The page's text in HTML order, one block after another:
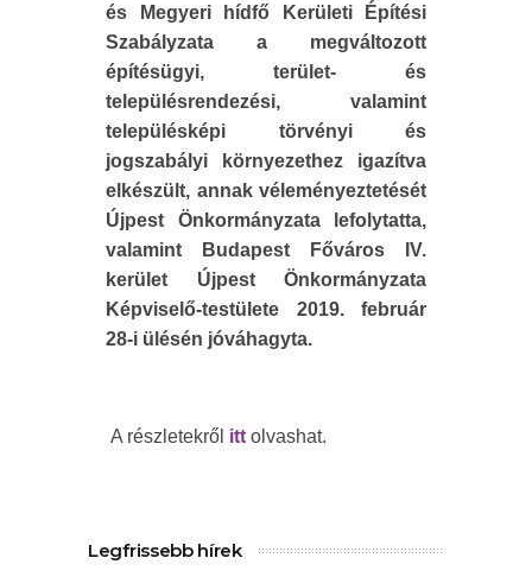
és Megyeri hídfő Kerületi Építési
Szabályzata a megváltozott
építésügyi, terület- és
településrendezési, valamint
településképi törvényi és
jogszabályi környezethez igazítva
elkészült, annak véleményeztetését
Újpest Önkormányzata lefolytatta,
valamint Budapest Főváros IV.
kerület Újpest Önkormányzata
Képviselő-testülete 2019. február
28-i ülésén jóváhagyta.
A részletekről itt olvashat.
Legfrissebb hírek